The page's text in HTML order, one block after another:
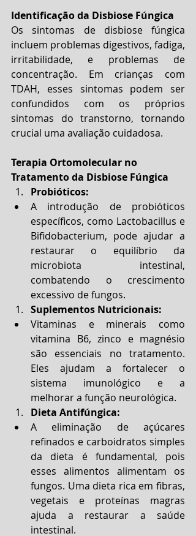
Identificação da Disbiose Fúngica
Os sintomas de disbiose fúngica
incluem problemas digestivos, fadiga,
irritabilidade, e problemas de
concentração. Em crianças com
TDAH, esses sintomas podem ser
confundidos com os próprios
sintomas do transtorno, tornando
crucial uma avaliação cuidadosa.
Terapia Ortomolecular no
Tratamento da Disbiose Fúngica
Probióticos:
A introdução de probióticos
específicos, como Lactobacillus e
Bifidobacterium, pode ajudar a
restaurar o equilíbrio da
microbiota intestinal,
combatendo o crescimento
excessivo de fungos.
Suplementos Nutricionais:
Vitaminas e minerais como
vitamina B6, zinco e magnésio
são essenciais no tratamento.
Eles ajudam a fortalecer o
sistema imunológico e a
melhorar a função neurológica.
Dieta Antifúngica:
A eliminação de açúcares
refinados e carboidratos simples
da dieta é fundamental, pois
esses alimentos alimentam os
fungos. Uma dieta rica em fibras,
vegetais e proteínas magras
ajuda a restaurar a saúde
intestinal.